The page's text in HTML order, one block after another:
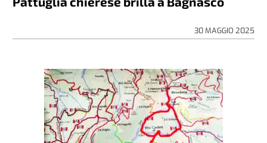
30 MAGGIO 2025